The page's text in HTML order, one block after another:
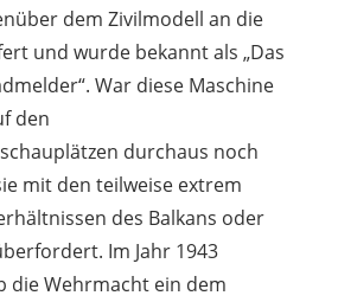
dem Zivilmodell an die
und wurde bekannt als „Das
War diese Maschine
den
durchaus noch
mit den teilweise extrem
des Balkans oder
Im Jahr 1943
die Wehrmacht ein dem